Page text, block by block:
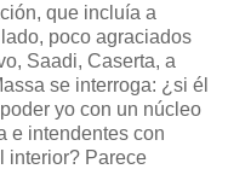
que incluía a
poco agraciados
Saadi, Caserta, a
se interroga: ¿si él
yo con un núcleo
e intendentes con
interior? Parece